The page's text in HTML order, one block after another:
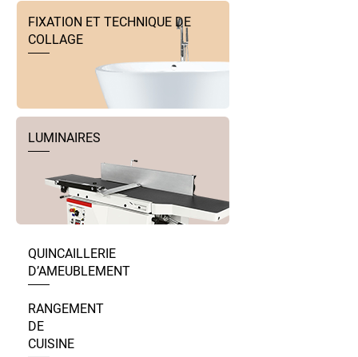
FIXATION ET TECHNIQUE DE
COLLAGE
LUMINAIRES
QUINCAILLERIE
D’AMEUBLEMENT
RANGEMENT
DE
CUISINE